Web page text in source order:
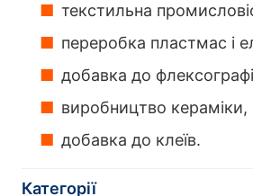
текстильна
переробка пластмас і
добавка до
виробництво кераміки,
добавка до клеїв.
Категорії